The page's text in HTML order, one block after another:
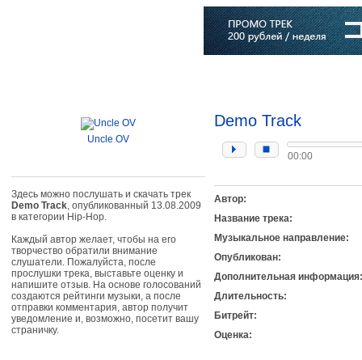
Uncle OV
Здесь можно послушать и скачать трек
Demo Track, опубликованный 13.08.2009
в категории Hip-Hop.
Каждый автор желает, чтобы на его
творчество обратили внимание
слушатели. Пожалуйста, после
прослушки трека, выставьте оценку и
напишите отзыв. На основе голосований
создаются рейтинги музыки, а после
отправки комментария, автор получит
уведомление и, возможно, посетит вашу
страничку.
Demo Track
00:00
Автор:
Название трека:
Музыкальное направление:
Опубликован:
Дополнительная информация:
Длительность:
Битрейт:
Оценка: